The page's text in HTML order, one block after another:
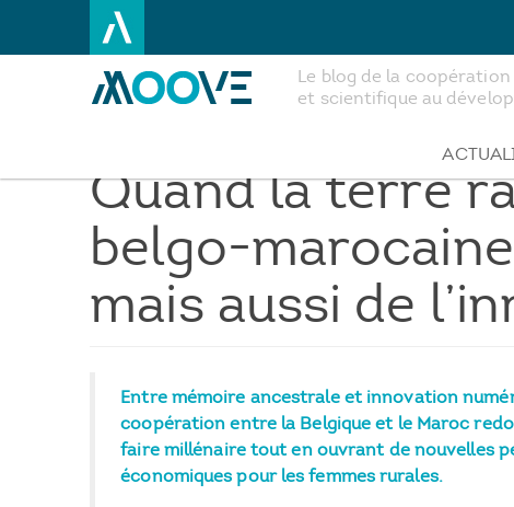
principal
Le blog de la coopération
et scientifique au
Quand la terre
belgo-
mais aussi de
Entre mémoire ancestrale et innovation
coopération entre la Belgique et le Maroc
faire millénaire tout en ouvrant de nouvelles
économiques pour les femmes rurales.